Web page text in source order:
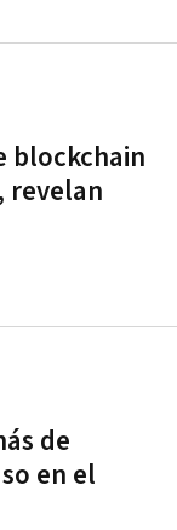
blockchain
revelan
de
en el